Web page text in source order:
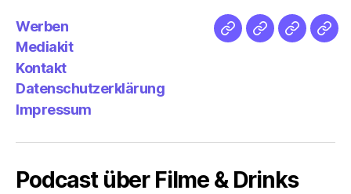
Werben
Mediakit
Kontakt
Datenschutzerklärung
Impressum
NetzMedien
Podcast über Filme & Drinks